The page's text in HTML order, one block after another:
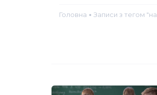
Головна ● Записи з тегом